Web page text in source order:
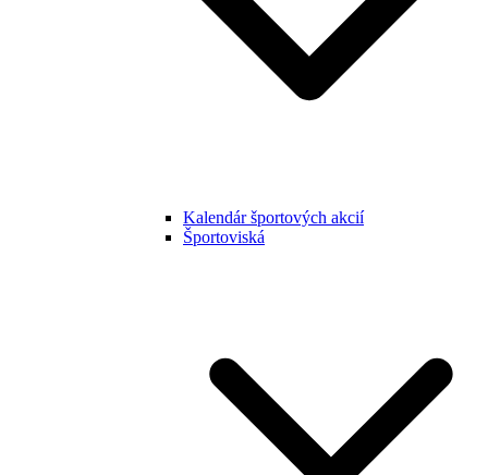
Kalendár športových akcií
Športoviská